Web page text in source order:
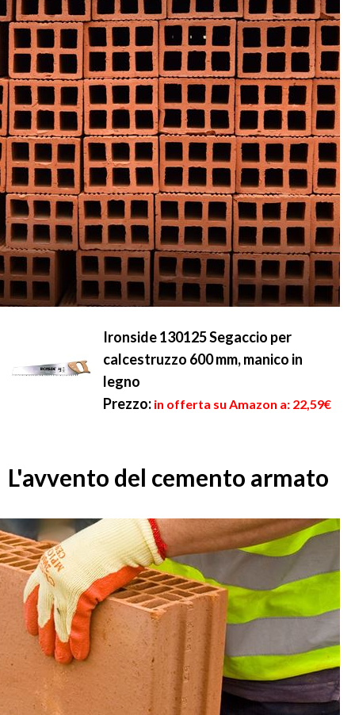
Ironside 130125 Segaccio per
calcestruzzo 600 mm, manico in
legno
Prezzo: in offerta su Amazon a: 22,59€
L'avvento del cemento armato